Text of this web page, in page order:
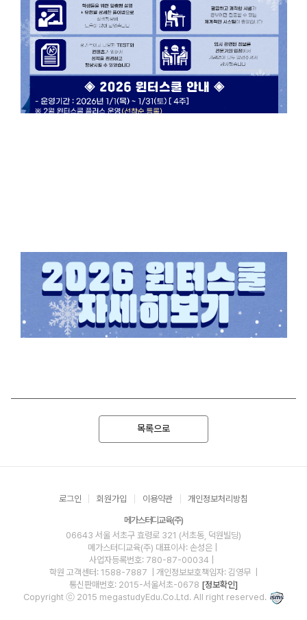
목록으로
로그인 회원가입 이용약관 개인정보처리방침
메가스터디교육(주)
06643 서울 서초구 효령로 321 (서초동, 덕원빌딩)
메가스터디교육(주) 대표이사: 손성은 |
사업자등록번호: 780-87-00034
학원 고객센터: 1588-7887
| 개인정보보호책임자: 김영무
통신판매번호: 2015-서울서초-0678 [정보확인]
Copyright ⓒ 2015 megastudyEdu.Co.Ltd. All right reserved.